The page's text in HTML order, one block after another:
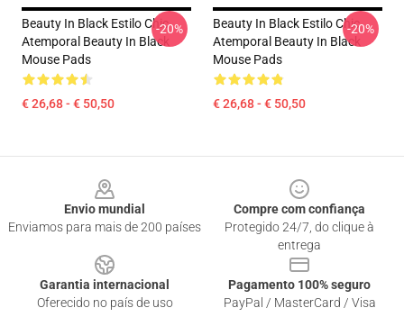
Beauty In Black Estilo Chic
Atemporal Beauty In Black
Mouse Pads
€ 26,68 - € 50,50
-20%
Beauty In Black Estilo Chic
Atemporal Beauty In Black
Mouse Pads
€ 26,68 - € 50,50
-20%
Envio mundial
Enviamos para mais de 200 países
Compre com confiança
Protegido 24/7, do clique à
entrega
Garantia internacional
Oferecido no país de uso
Pagamento 100% seguro
PayPal / MasterCard / Visa